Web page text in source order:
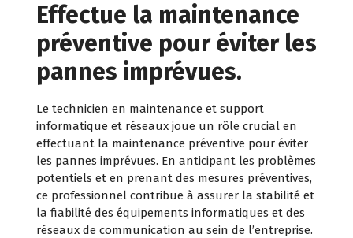
Effectue la maintenance
préventive pour éviter les
pannes imprévues.
Le technicien en maintenance et support
informatique et réseaux joue un rôle crucial en
effectuant la maintenance préventive pour éviter
les pannes imprévues. En anticipant les problèmes
potentiels et en prenant des mesures préventives,
ce professionnel contribue à assurer la stabilité et
la fiabilité des équipements informatiques et des
réseaux de communication au sein de l’entreprise.